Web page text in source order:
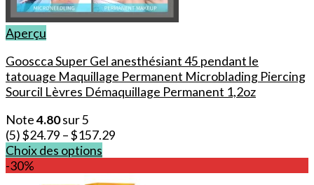
Aperçu
Gooscca Super Gel anesthésiant 45 pendant le
tatouage Maquillage Permanent Microblading Piercing
Sourcil Lèvres Démaquillage Permanent 1,2oz
Note4.80sur 5
(5)$24.79 –$157.29
Choix des options
Ce
-30%